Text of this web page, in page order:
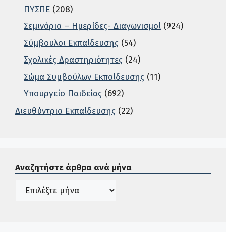
ΠΥΣΠΕ (208)
Σεμινάρια – Ημερίδες- Διαγωνισμοί (924)
Σύμβουλοι Εκπαίδευσης (54)
Σχολικές Δραστηριότητες (24)
Σώμα Συμβούλων Εκπαίδευσης (11)
Υπουργείο Παιδείας (692)
Διευθύντρια Εκπαίδευσης (22)
Αναζητήστε άρθρα ανά μήνα
Ιστορικό